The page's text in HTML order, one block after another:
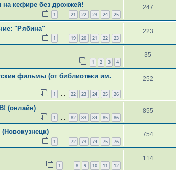
кефире без дрожжей!
1 … 21 22 23 24 25
247
"Рябина"
1 19 20 21 22 23
223
1 2 3 4
35
фильмы (от библиотеки им.
1 … 22 23 24 25 26
252
(онлайн)
1 82 83 84 85 86
855
1 … 72 73 74 75 76
754
1 … 8 9 10 11 12
114